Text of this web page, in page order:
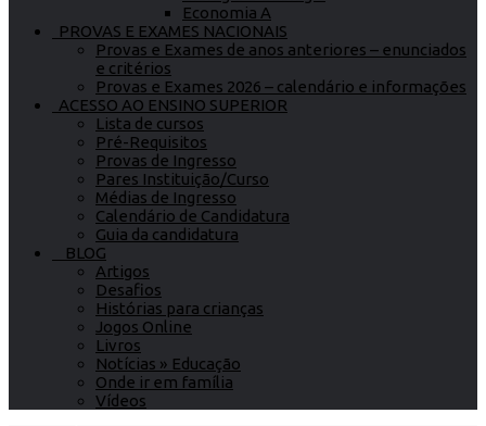
Economia A
PROVAS E EXAMES NACIONAIS
Provas e Exames de anos anteriores – enunciados
e critérios
Provas e Exames 2026 – calendário e informações
ACESSO AO ENSINO SUPERIOR
Lista de cursos
Pré-Requisitos
Provas de Ingresso
Pares Instituição/Curso
Médias de Ingresso
Calendário de Candidatura
Guia da candidatura
BLOG
Artigos
Desafios
Histórias para crianças
Jogos Online
Livros
Notícias » Educação
Onde ir em família
Vídeos